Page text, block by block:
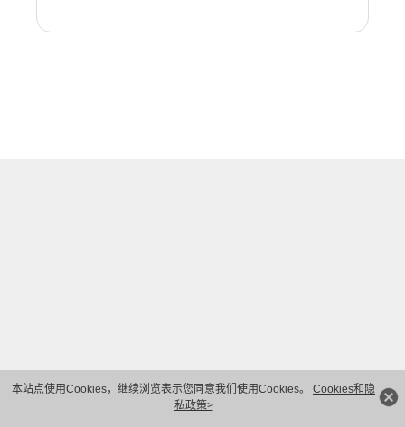
本站点使用Cookies，继续浏览表示您同意我们使用Cookies。 Cookies和隐
私政策>